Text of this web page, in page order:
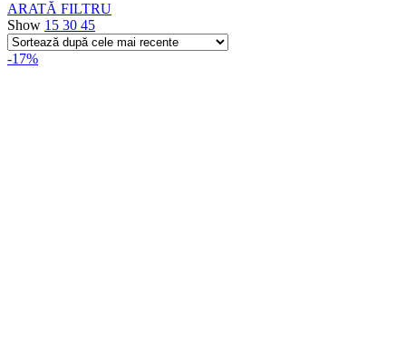
ARATĂ FILTRU
Show 15 30 45
-17%